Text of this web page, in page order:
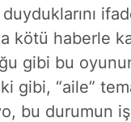
haberle
gibi bu
gibi, “aile”
bu durumun